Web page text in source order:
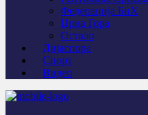
Федерација БиХ
Црна Гора
Остало
Дијаспора
Спорт
Видео